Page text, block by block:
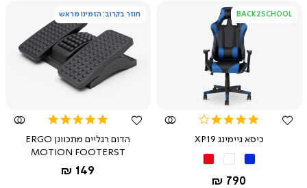
BACK2SCHOOL
צפייה
מהירה
4.0
rating
כיסא גיימינג XP19
החל מ-
790 ₪
חוזר בקרוב: הזמינו מראש
צפייה
מהירה
rating
הדום רגליים מתכוונן ERGO
MOTION FOOTERST
החל מ-
149 ₪